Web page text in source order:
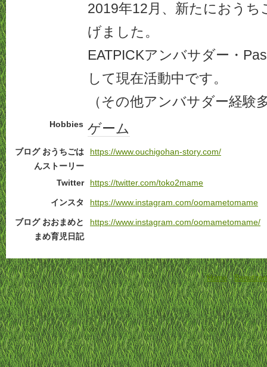
2019年12月、新たにおう
げました。
EATPICKアンバサダー・
して現在活動中です。
（その他アンバサダー経験
Hobbies ゲーム
ブログ おうちごは
んストーリー
https://www.ouchigohan-story.com/
Twitter https://twitter.com/toko2mame
インスタ https://www.instagram.com/oomametomame
ブログ おおまめと
まめ育児日記
https://www.instagram.com/oomametomame/
Home-